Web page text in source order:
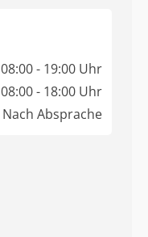
08:00 - 19:00 Uhr
08:00 - 18:00 Uhr
Nach Absprache